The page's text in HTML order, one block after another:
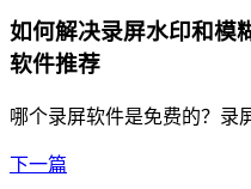
如何解决录屏水印和模
软件推荐
哪个录屏软件是免费的？录
下一篇